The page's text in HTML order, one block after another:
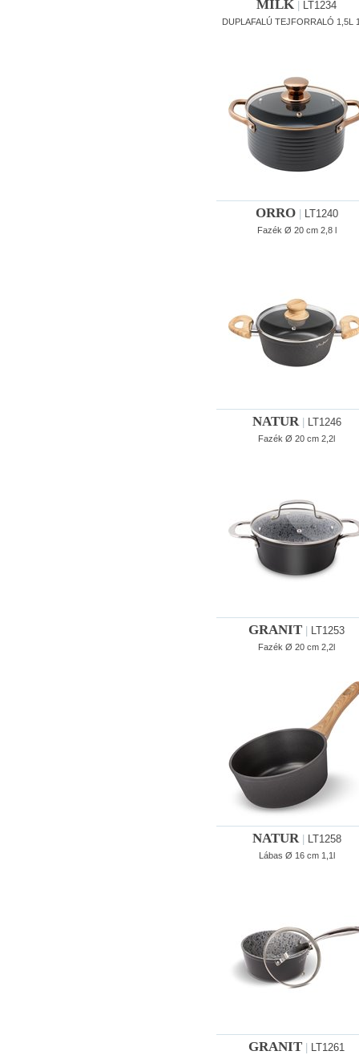
MILK LT1234
DUPLAFALÚ TEJFORRALÓ 1,5L
ORRO| LT1240
Fazék Ø 20 cm 2,8 l
NATUR| LT1246
Fazék Ø 20 cm 2,2l
GRANIT LT1253
Fazék Ø 20 cm 2,2l
NATUR| LT1258
Lábas Ø 16 cm 1,1l
GRANIT LT1261